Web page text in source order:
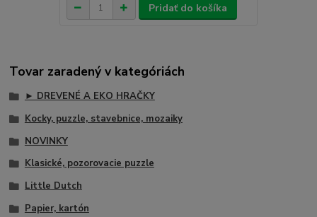
Pridať do košíka
Tovar zaradený v kategóriách
► DREVENÉ A EKO HRAČKY
Kocky, puzzle, stavebnice, mozaiky
NOVINKY
Klasické, pozorovacie puzzle
Little Dutch
Papier, kartón